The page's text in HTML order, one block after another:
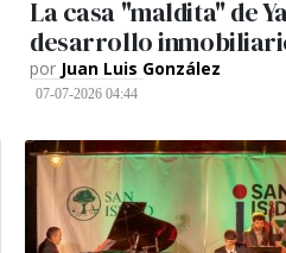
La casa "maldita" de
desarrollo
por Juan Luis González
07-07-2026 04:44